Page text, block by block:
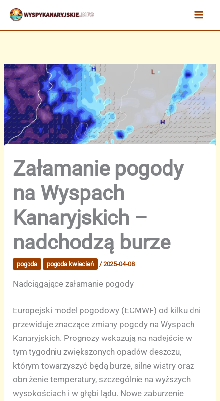
Przejdź
treści
Załamanie pogody
na Wyspach
Kanaryjskich –
nadchodzą burze
pogoda pogoda kwiecień /2025-04-08
Nadciągające załamanie pogody
Europejski model pogodowy (ECMWF) od kilku dni
przewiduje znaczące zmiany pogody na Wyspach
Kanaryjskich. Prognozy wskazują na nadejście w
tym tygodniu zwiększonych opadów deszczu,
którym towarzyszyć będą burze, silne wiatry oraz
obniżenie temperatury, szczególnie na wyższych
wysokościach i w głębi lądu. Nowe zaburzenie